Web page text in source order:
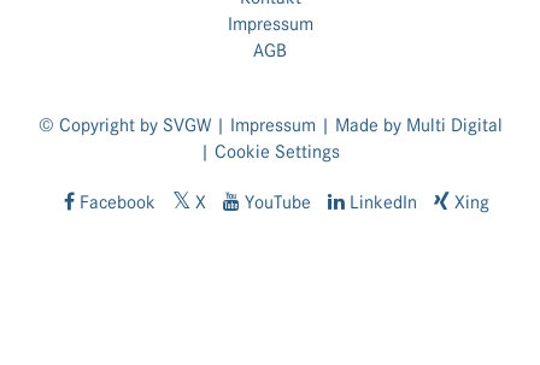
Impressum
AGB
© Copyright by SVGW | Impressum| Made by Multi Digital
| Cookie Settings
Facebook X YouTube LinkedIn Xing